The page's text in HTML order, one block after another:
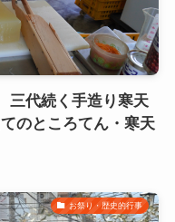
代続く手造り寒天
のところてん・寒天
お祭り・歴史的行事